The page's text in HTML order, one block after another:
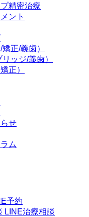
精密治療
ント
正/義歯）
ッジ/義歯）
正）
せ
ム
予約
LINE治療相談